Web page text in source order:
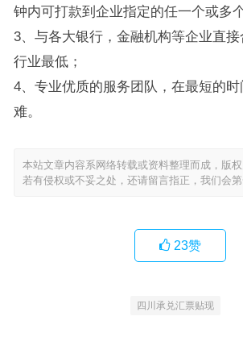
钟内可打款到企业指定的任一个或多
3、与各大银行，金融机构等企业直
行业最低；
4、专业优质的服务团队，在最短的
难。
本站文章内容系网络转载或资料整理而成，版
若有侵权或不妥之处，还请留言指正，我们会第
23赞
四川承兑汇票贴现